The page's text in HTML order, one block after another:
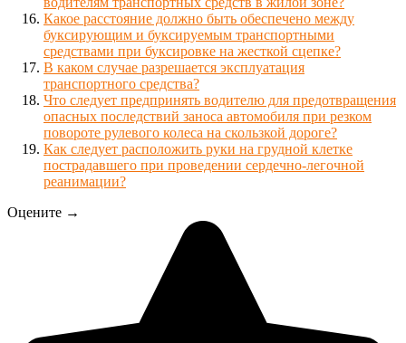
Какое расстояние должно быть обеспечено между
буксирующим и буксируемым транспортными
средствами при буксировке на жесткой сцепке?
В каком случае разрешается эксплуатация
транспортного средства?
Что следует предпринять водителю для предотвращения
опасных последствий заноса автомобиля при резком
повороте рулевого колеса на скользкой дороге?
Как следует расположить руки на грудной клетке
пострадавшего при проведении сердечно-легочной
реанимации?
Оцените →